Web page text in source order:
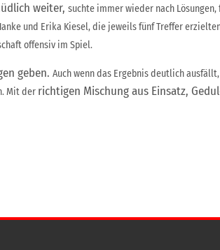
weiter, suchte immer wieder nach
und Erika Kiesel, die jeweils fünf Treffer
offensiv im Spiel.
geben. Auch wenn das Ergebnis deutlich
Mit der richtigen Mischung aus Einsatz,